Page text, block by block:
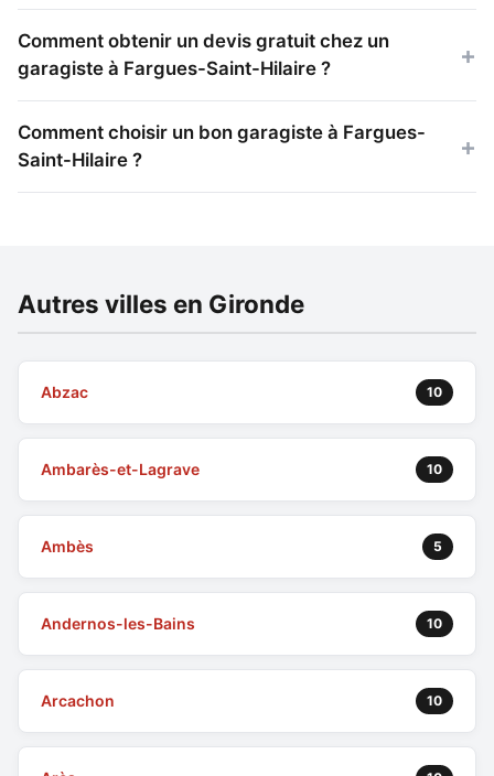
Comment obtenir un devis gratuit chez un
garagiste à Fargues-Saint-Hilaire ?
Comment choisir un bon garagiste à Fargues-
Saint-Hilaire ?
Autres villes en Gironde
Abzac 10
Ambarès-et-Lagrave 10
Ambès 5
Andernos-les-Bains 10
Arcachon 10